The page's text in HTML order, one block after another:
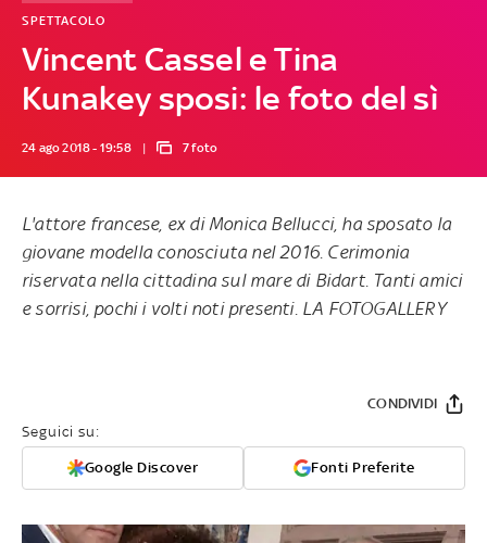
Vincent Cassel e Tina
Kunakey sposi: le foto del sì
SPETTACOLO
24 ago 2018 - 19:58 7 foto
L'attore francese, ex di Monica Bellucci, ha sposato la
giovane modella conosciuta nel 2016. Cerimonia
riservata nella cittadina sul mare di Bidart. Tanti amici
e sorrisi, pochi i volti noti presenti. LA FOTOGALLERY
Seguici su:
Google Discover Fonti Preferite
CONDIVIDI